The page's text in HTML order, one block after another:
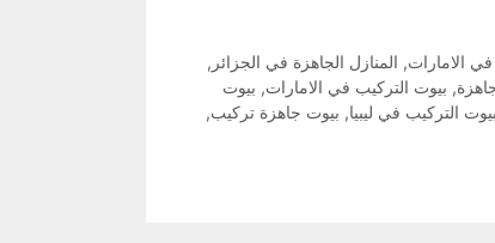
في الامارات, المنازل الجاهزة في الجزائر ,
, بيوت التركيب في الامارات, بيوت
بيوت التركيب في ليبيا, بيوت جاهزة تركيب,